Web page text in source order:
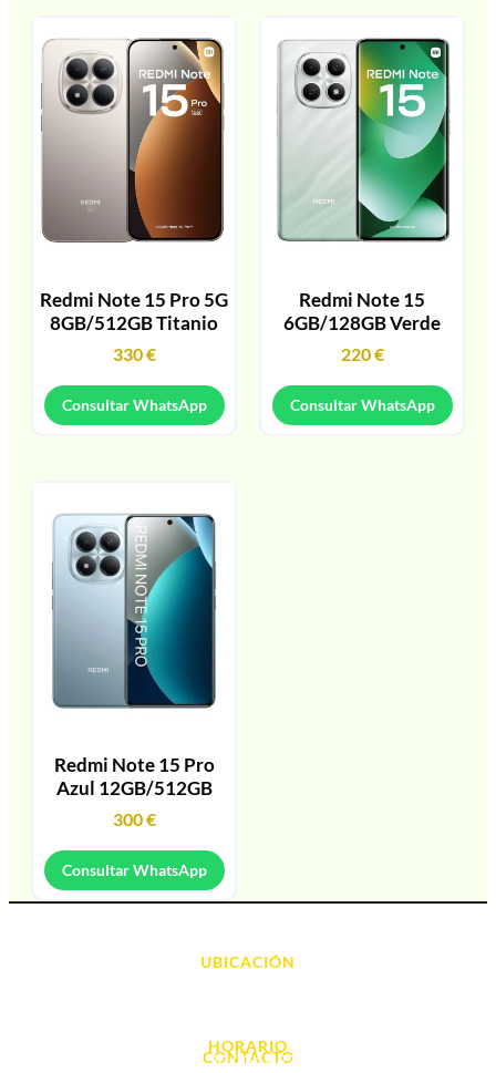
Redmi Note 15 Pro 5G
8GB/512GB Titanio
330€
Consultar WhatsApp
Redmi Note 15
6GB/128GB Verde
220€
Consultar WhatsApp
Redmi Note 15 Pro
Azul 12GB/512GB
300€
Consultar WhatsApp
UBICACIÓN
HORARIO
L. - S. 10:00h a 22:00h
CONTACTO